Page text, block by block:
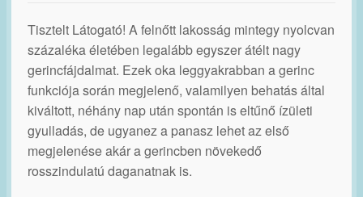
Tisztelt Látogató! A felnőtt lakosság mintegy nyolcvan
százaléka életében legalább egyszer átélt nagy
gerincfájdalmat. Ezek oka leggyakrabban a gerinc
funkciója során megjelenő, valamilyen behatás által
kiváltott, néhány nap után spontán is eltűnő ízületi
gyulladás, de ugyanez a panasz lehet az első
megjelenése akár a gerincben növekedő
rosszindulatú daganatnak is.